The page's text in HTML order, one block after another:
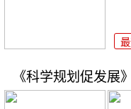
《科学规划促发展